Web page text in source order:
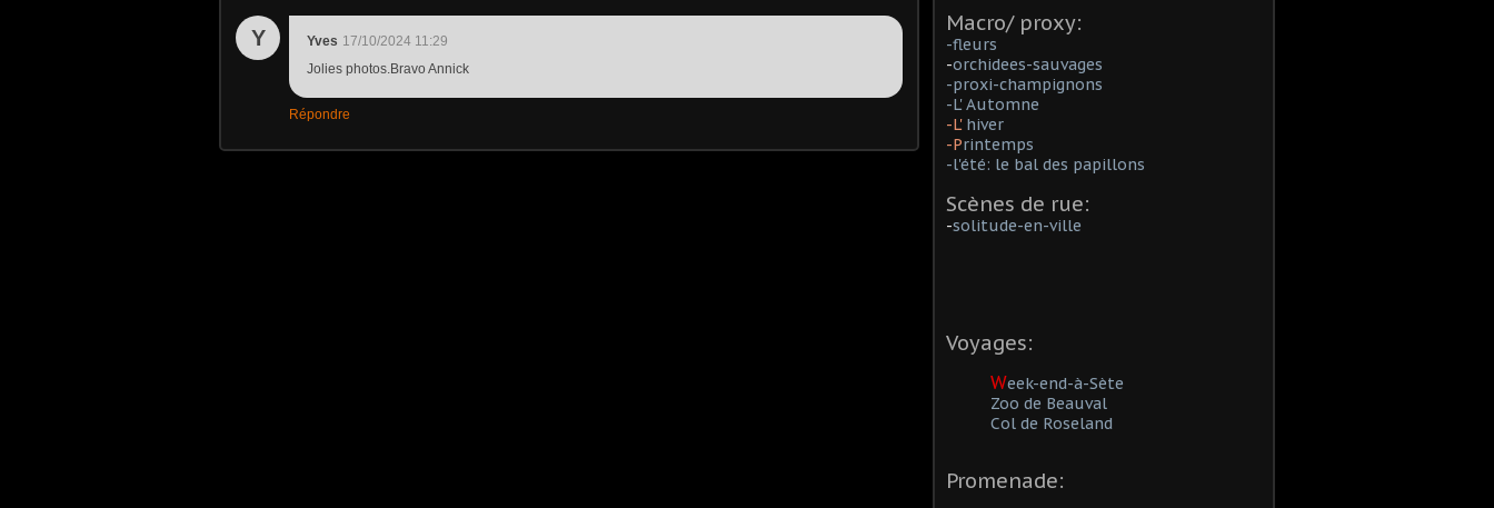
Y Yves 17/10/2024 11:29
Jolies photos.Bravo Annick
Répondre
Macro/ proxy:
-fleurs
-orchidees-sauvages
-proxi-champignons
-L' Automne
-L' hiver
-Printemps
-l'été: le bal des papillons
Scènes de rue:
-solitude-en-ville
Voyages:
Week-end-à-Sète
Zoo de Beauval
Col de Roseland
Promenade: